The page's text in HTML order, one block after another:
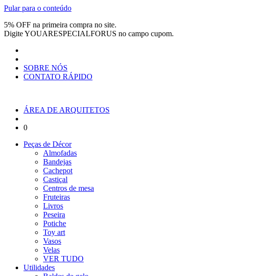
Pular para o conteúdo
5% OFF na primeira compra no site.
DigiteYOUARESPECIALFORUS no campo cupom.
SOBRE NÓS
CONTATO RÁPIDO
ÁREA DE ARQUITETOS
0
Peças de Décor
Almofadas
Bandejas
Cachepot
Castiçal
Centros de mesa
Fruteiras
Livros
Peseira
Potiche
Toy art
Vasos
Velas
VER TUDO
Utilidades